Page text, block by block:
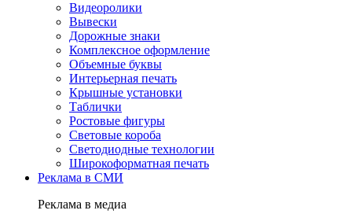
Видеоролики
Вывески
Дорожные знаки
Комплексное оформление
Объемные буквы
Интерьерная печать
Крышные установки
Таблички
Ростовые фигуры
Световые короба
Светодиодные технологии
Широкоформатная печать
Реклама в СМИ
Реклама в медиа